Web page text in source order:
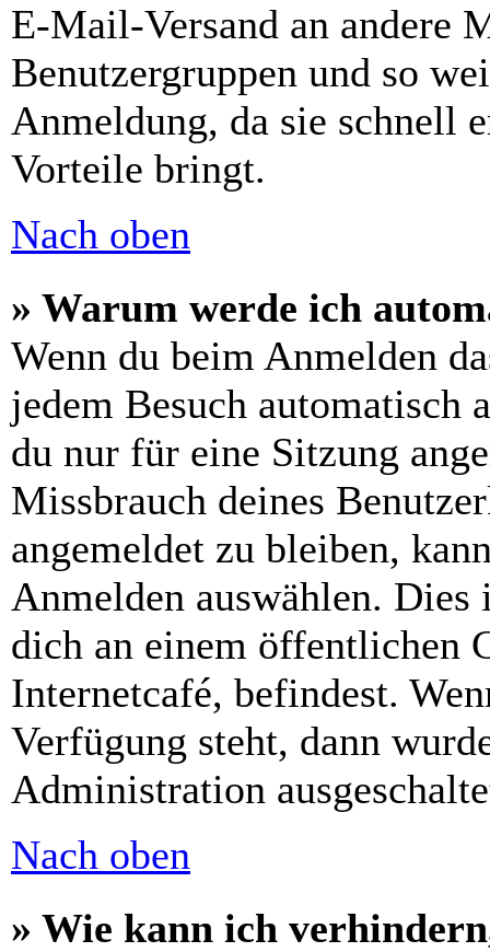
E-Mail-Versand an andere
Benutzergruppen und so
Anmeldung, da sie schnell
Vorteile bringt.
Nach oben
» Warum werde ich
Wenn du beim Anmelden
jedem Besuch automatisch
du nur für eine Sitzung
Missbrauch deines
angemeldet zu bleiben,
Anmelden auswählen.
dich an einem öffentlichen
Internetcafé, befindest.
Verfügung steht, dann
Administration
Nach oben
» Wie kann ich